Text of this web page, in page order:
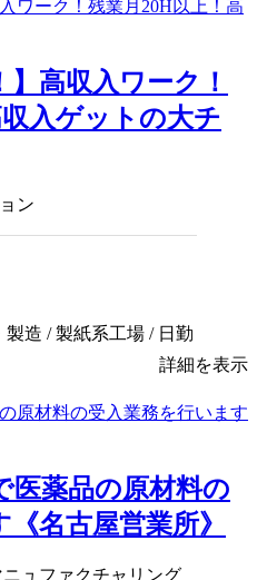
】高収入ワーク！
入ゲットの大チ
ン
造 / 製紙系工場 / 日勤
詳細を表示
医薬品の原材料の
名古屋営業所》
ュファクチャリング